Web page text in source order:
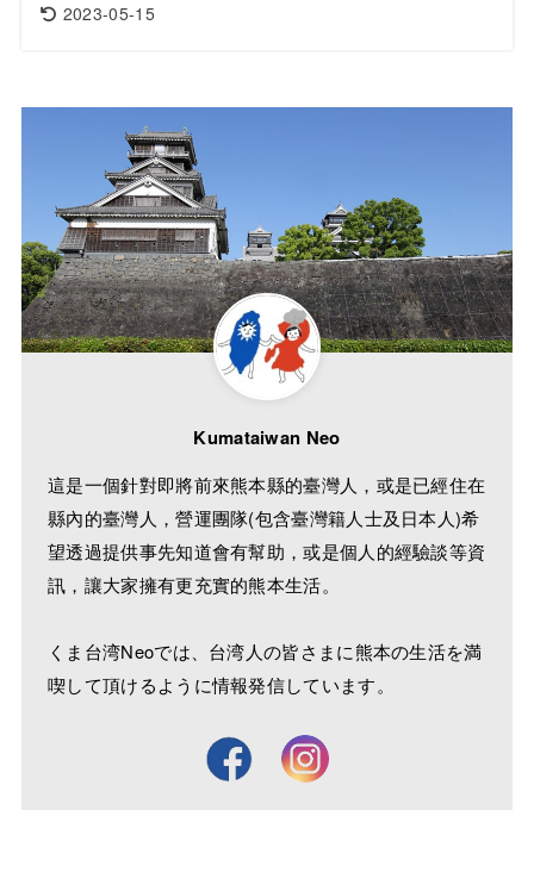
2023-05-15
Kumataiwan Neo
這是一個針對即將前來熊本縣的臺灣人，或是已經住在
縣內的臺灣人，營運團隊(包含臺灣籍人士及日本人)希
望透過提供事先知道會有幫助，或是個人的經驗談等資
訊，讓大家擁有更充實的熊本生活。
くま台湾Neoでは、台湾人の皆さまに熊本の生活を満
喫して頂けるように情報発信しています。